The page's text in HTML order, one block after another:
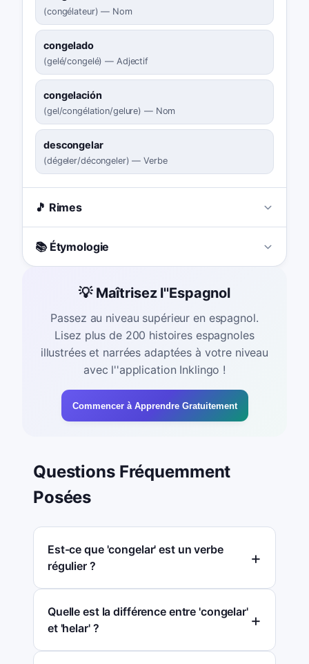
(congélateur) — Nom
congelado
(gelé/congelé) — Adjectif
congelación
(gel/congélation/gelure) — Nom
descongelar
(dégeler/décongeler) —Verbe
🎵 Rimes
📚 Étymologie
💡 Maîtrisez l''Espagnol
Passez au niveau supérieur en espagnol.
Lisez plus de 200 histoires espagnoles
illustrées et narrées adaptées à votre niveau
avec l''application Inklingo !
Commencer à Apprendre Gratuitement
Questions Fréquemment
Posées
Est-ce que 'congelar' est un verbe
régulier ?
Quelle est la différence entre 'congelar'
et 'helar' ?